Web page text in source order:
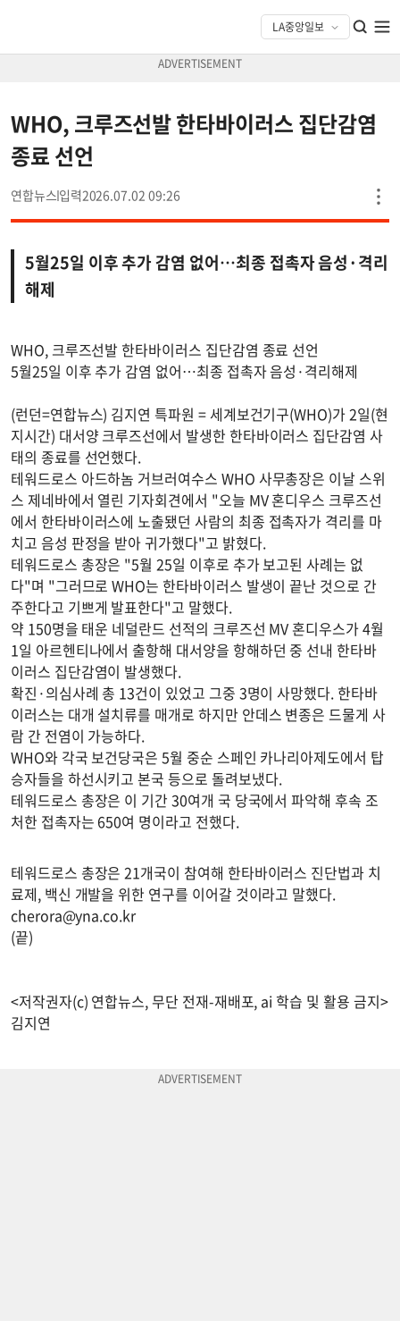
WHO, 크루즈선발 한타바이러스 집단감염
종료 선언
연합뉴스 2026.07.02 09:26
5월25일 이후 추가 감염 없어…최종 접촉자 음성·격리
해제
WHO, 크루즈선발 한타바이러스 집단감염 종료 선언
5월25일 이후 추가 감염 없어…최종 접촉자 음성·격리해제
(런던=연합뉴스) 김지연 특파원 = 세계보건기구(WHO)가 2일(현
지시간) 대서양 크루즈선에서 발생한 한타바이러스 집단감염 사
태의 종료를 선언했다.
테워드로스 아드하놈 거브러여수스 WHO 사무총장은 이날 스위
스 제네바에서 열린 기자회견에서 "오늘 MV 혼디우스 크루즈선
에서 한타바이러스에 노출됐던 사람의 최종 접촉자가 격리를 마
치고 음성 판정을 받아 귀가했다"고 밝혔다.
테워드로스 총장은 "5월 25일 이후로 추가 보고된 사례는 없
다"며 "그러므로 WHO는 한타바이러스 발생이 끝난 것으로 간
주한다고 기쁘게 발표한다"고 말했다.
약 150명을 태운 네덜란드 선적의 크루즈선 MV 혼디우스가 4월
1일 아르헨티나에서 출항해 대서양을 항해하던 중 선내 한타바
이러스 집단감염이 발생했다.
확진·의심사례 총 13건이 있었고 그중 3명이 사망했다. 한타바
이러스는 대개 설치류를 매개로 하지만 안데스 변종은 드물게 사
람 간 전염이 가능하다.
WHO와 각국 보건당국은 5월 중순 스페인 카나리아제도에서 탑
승자들을 하선시키고 본국 등으로 돌려보냈다.
테워드로스 총장은 이 기간 30여개 국 당국에서 파악해 후속 조
처한 접촉자는 650여 명이라고 전했다.
테워드로스 총장은 21개국이 참여해 한타바이러스 진단법과 치
료제, 백신 개발을 위한 연구를 이어갈 것이라고 말했다.
cherora@yna.co.kr
(끝)
<저작권자(c) 연합뉴스, 무단 전재-재배포, ai 학습 및 활용 금지>
김지연